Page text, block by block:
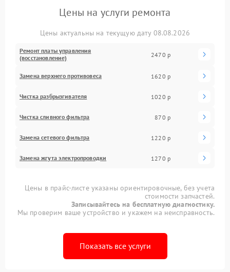
Цены на услуги ремонта
Цены актуальны на текущую дату 08.08.2026
Ремонт платы управления
(восстановление)
2470 р
Замена верхнего противовеса 1620 р
Чистка разбрызгивателя 1020 р
Чистка сливного фильтра 870 р
Замена сетевого фильтра 1220 р
Замена жгута электропроводки 1270 р
Цены в прайс-листе указаны ориентировочные, без учета
стоимости запчастей.
Записывайтесь на бесплатную диагностику.
Мы проверим ваше устройство и укажем на неисправность.
Показать все услуги